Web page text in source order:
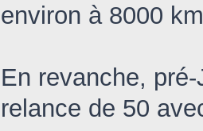
environ à 8000
En revanche,
relance de 50